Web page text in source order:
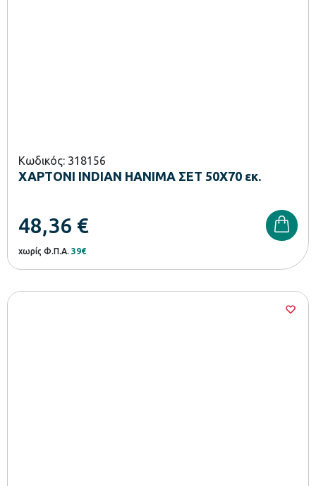
Κωδικός: 318156
ΧΑΡΤΟΝΙ INDIAN HANIMA ΣΕΤ 50Χ70 εκ.
48,36 €
χωρίς Φ.Π.Α. 39€